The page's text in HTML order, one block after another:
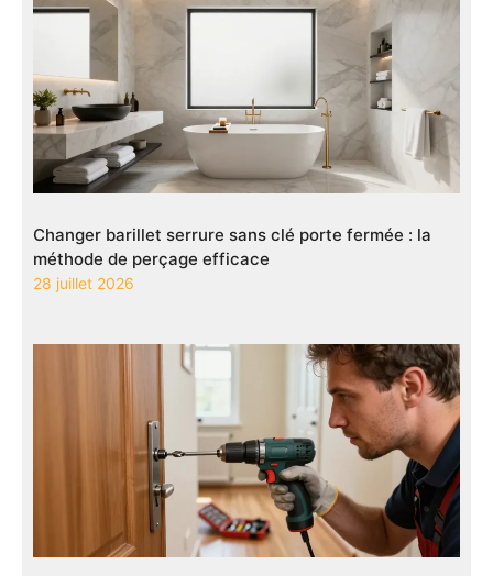
Changer barillet serrure sans clé porte fermée : la
méthode de perçage efficace
28 juillet 2026